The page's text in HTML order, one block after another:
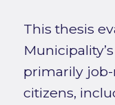
This thesis
primarily job-
citizens,